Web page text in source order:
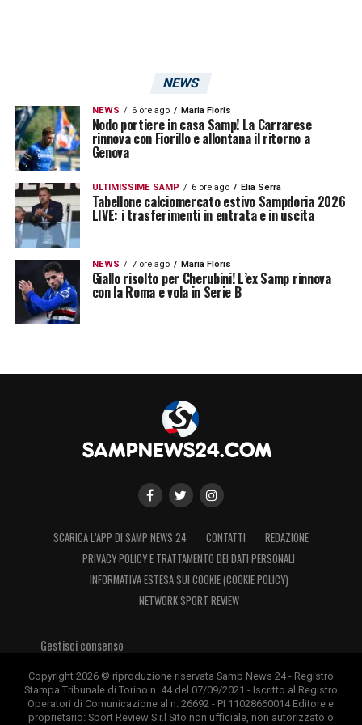
NEWS
NEWS 6 ore ago Maria Floris
Nodo portiere in casa Samp! La Carrarese
rinnova con Fiorillo e allontana il ritorno a
Genova
ULTIMISSIME SAMP 6 ore ago Elia Serra
Tabellone calciomercato estivo Sampdoria 2026
LIVE: i trasferimenti in entrata e in uscita
NEWS 7 ore ago Maria Floris
Giallo risolto per Cherubini! L’ex Samp rinnova
con la Roma e vola in Serie B
SCARICA L’APP DI SAMP NEWS 24 CONTATTI
REDAZIONE
PRIVACY POLICY E TRATTAMENTO DEI DATI PERSONALI
INFORMATIVA ESTESA SUI COOKIE (COOKIE POLICY)
NETWORK SPORT REVIEW
Gestisci consenso
Copyright 2026 © riproduzione riservata Samp News 24 - Registro
Stampa Tribunale di Torino n. 44 del 07/09/2021 - Iscritto al Registro
Operatori di Comunicazione al n. 26692 - PI 11028660014 Editore e
proprietario: Sport Review S.r.l Sito non ufficiale, non autorizzato o